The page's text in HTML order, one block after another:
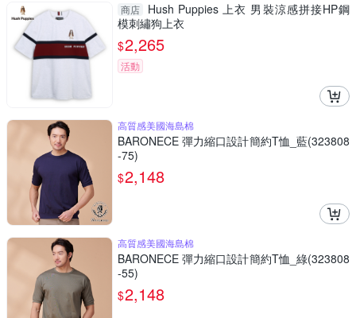
商店
Hush Puppies 上衣 男裝涼感拼接HP鋼
模刺繡狗上衣
$2,265
活動
高質感美國海島棉
BARONECE 彈力縮口設計簡約T恤_藍(323808
-75)
$2,148
高質感美國海島棉
BARONECE 彈力縮口設計簡約T恤_綠(323808
-55)
$2,148